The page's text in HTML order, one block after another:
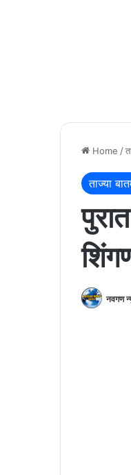
Home /
ताज्या
नवगण